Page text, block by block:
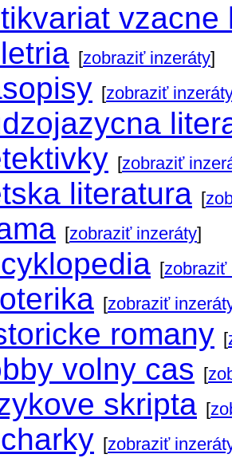
vzacne
[zobraziť inzeráty]
[zobraziť
[zobraziť
literatura [
[zobraziť inzeráty]
[zobraziť
[zobraziť
romany [
volny cas [
skripta [
[zobraziť